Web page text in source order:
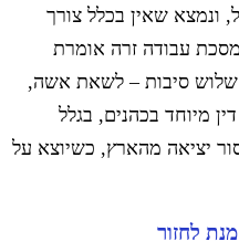
ונמצא שאין בכלל צורך
עבודה זרה אומרת
סיבות – לשאת אשה,
מיוחד בכהנים, בגלל
יציאה מהארץ, כשיוצא על
לחזור